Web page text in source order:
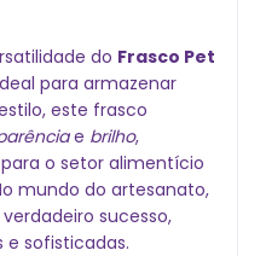
do Frasco Pet
para armazenar
este frasco
e brilho,
o setor alimentício
mundo do artesanato,
sucesso,
sofisticadas.